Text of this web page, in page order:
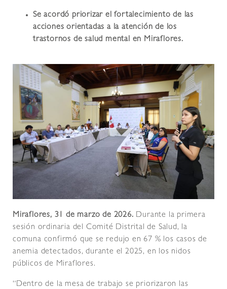
Se acordó priorizar el fortalecimiento de las
acciones orientadas a la atención de los
trastornos de salud mental en Miraflores.
Miraflores, 31 de marzo de 2026. Durante la primera
sesión ordinaria del Comité Distrital de Salud, la
comuna confirmó que se redujo en 67 % los casos de
anemia detectados, durante el 2025, en los nidos
públicos de Miraflores.
“Dentro de la mesa de trabajo se priorizaron las